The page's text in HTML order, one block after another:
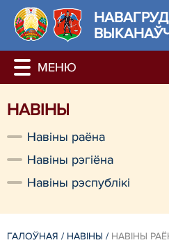
НАВIНЫ
Навiны раёна
Навiны рэгiёна
Навiны рэспублiкi
ГАЛОЎНАЯ / НАВIНЫ / НАВIНЫ